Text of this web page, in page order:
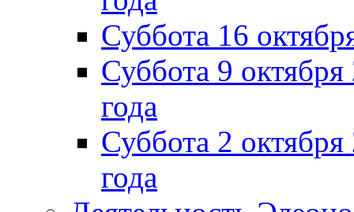
Суббота 16
Суббота 9
года
Суббота 2
года